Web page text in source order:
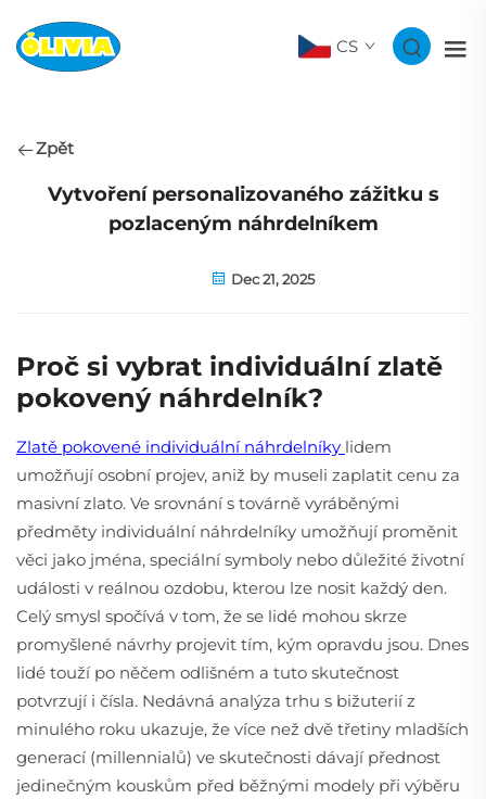
CS
Zpět
Vytvoření personalizovaného zážitku s
pozlaceným náhrdelníkem
Dec 21, 2025
Proč si vybrat individuální zlatě
pokovený náhrdelník?
Zlatě pokovené individuální náhrdelníky lidem
umožňují osobní projev, aniž by museli zaplatit cenu za
masivní zlato. Ve srovnání s továrně vyráběnými
předměty individuální náhrdelníky umožňují proměnit
věci jako jména, speciální symboly nebo důležité životní
události v reálnou ozdobu, kterou lze nosit každý den.
Celý smysl spočívá v tom, že se lidé mohou skrze
promyšlené návrhy projevit tím, kým opravdu jsou. Dnes
lidé touží po něčem odlišném a tuto skutečnost
potvrzují i čísla. Nedávná analýza trhu s bižuterií z
minulého roku ukazuje, že více než dvě třetiny mladších
generací (millennialů) ve skutečnosti dávají přednost
jedinečným kouskům před běžnými modely při výběru